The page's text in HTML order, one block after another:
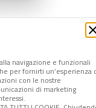
navigazione e funzionali
per fornirti un’esperienza
con le nostre
di marketing